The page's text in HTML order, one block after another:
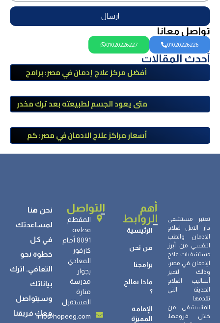
ارسال
تواصل معانا
01020226226
01020226227
أحدث المقالات
أفضل مركز علاج إدمان في مصر: برامج
طبي
متى يعود الجسم لطبيعته بعد ترك مخدر
أسعار مراكز علاج الادمان في مصر: كم
تعتبر مستشفى
دار الامل لعلاج
الادمان والطب
النفسي من أبرز
مستشفيات علاج
الإدمان في مصر،
وذلك لتميز
أساليب العلاج
الحديثة التي
تقدمها
المتسشفى من
خلال فروعها،
أهم
الروابط
الرئيسية
من نحن
برامجنا
ماذا نعالج
؟
الإقامة
المميزة
التواصل
المقطم
قطعة
8091 أمام
كارفور
المعادي
بجوار
مدرسة
منارة
المستقبل
info@hopeeg.com
نحن هنا
لمساعدتك
في كل
خطوة نحو
التعافي. اترك
بياناتك
وسيتواصل
معك فريقنا